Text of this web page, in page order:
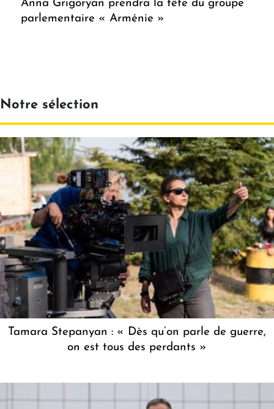
Anna Grigoryan prendra la tête du groupe
parlementaire « Arménie »
Notre sélection
Tamara Stepanyan : « Dès qu’on parle de guerre,
on est tous des perdants »